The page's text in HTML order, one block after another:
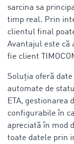
sarcina sa
timp real. Prin
clientul final
Avantajul este că
fie client
Soluția oferă
automate de
ETA,
configurabile în
apreciată în mod
toate datele prin